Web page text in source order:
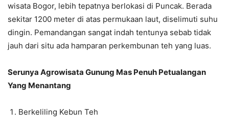
wisata Bogor, lebih tepatnya berlokasi di Puncak. Berada
sekitar 1200 meter di atas permukaan laut, diselimuti suhu
dingin. Pemandangan sangat indah tentunya sebab tidak
jauh dari situ ada hamparan perkembunan teh yang luas.
Serunya Agrowisata Gunung Mas Penuh Petualangan
Yang Menantang
Berkeliling Kebun Teh